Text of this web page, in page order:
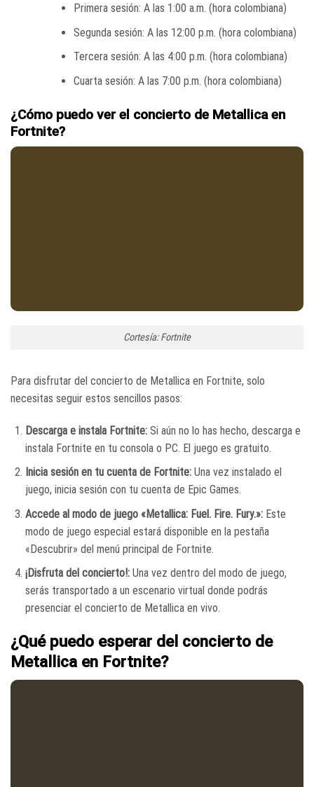
Primera sesión: A las 1:00 a.m. (hora colombiana)
Segunda sesión: A las 12:00 p.m. (hora colombiana)
Tercera sesión: A las 4:00 p.m. (hora colombiana)
Cuarta sesión: A las 7:00 p.m. (hora colombiana)
¿Cómo puedo ver el concierto de Metallica en
Fortnite?
Cortesía: Fortnite
Para disfrutar del concierto de Metallica en Fortnite, solo
necesitas seguir estos sencillos pasos:
Descarga e instala Fortnite:Si aún no lo has hecho, descarga e
instala Fortnite en tu consola o PC. El juego es gratuito.
Inicia sesión en tu cuenta de Fortnite:Una vez instalado el
juego, inicia sesión con tu cuenta de Epic Games.
Accede al modo de juego «Metallica: Fuel. Fire. Fury.»:Este
modo de juego especial estará disponible en la pestaña
«Descubrir» del menú principal de Fortnite.
¡Disfruta del concierto!:Una vez dentro del modo de juego,
serás transportado a un escenario virtual donde podrás
presenciar el concierto de Metallica en vivo.
¿Qué puedo esperar del concierto de
Metallica en Fortnite?